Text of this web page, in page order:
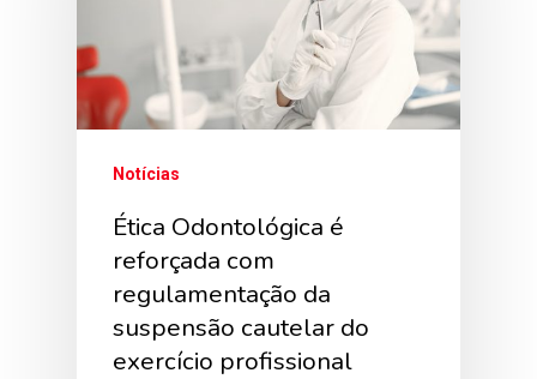
Notícias
Ética Odontológica é
reforçada com
regulamentação da
suspensão cautelar do
exercício profissional